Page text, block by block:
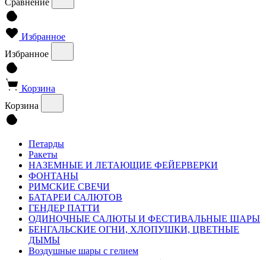
Избранное
Избранное
Корзина
Корзина
Петарды
Ракеты
НАЗЕМНЫЕ И ЛЕТАЮЩИЕ ФЕЙЕРВЕРКИ
ФОНТАНЫ
РИМСКИЕ СВЕЧИ
БАТАРЕИ САЛЮТОВ
ГЕНДЕР ПАТТИ
ОДИНОЧНЫЕ САЛЮТЫ И ФЕСТИВАЛЬНЫЕ ШАРЫ
БЕНГАЛЬСКИЕ ОГНИ, ХЛОПУШКИ, ЦВЕТНЫЕ
ДЫМЫ
Воздушные шары с гелием